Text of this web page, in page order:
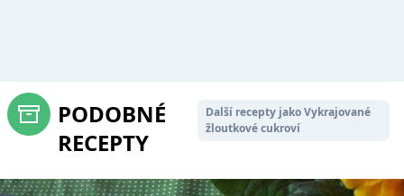
PODOBNÉ
RECEPTY
Další recepty jako Vykrajované
žloutkové cukroví